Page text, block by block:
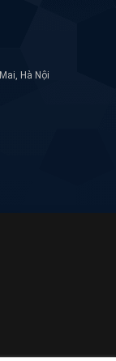
Hà Nội